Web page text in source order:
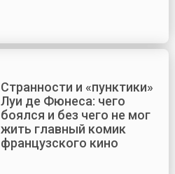
Странности и «пунктики»
Луи де Фюнеса: чего
боялся и без чего не мог
жить главный комик
французского кино